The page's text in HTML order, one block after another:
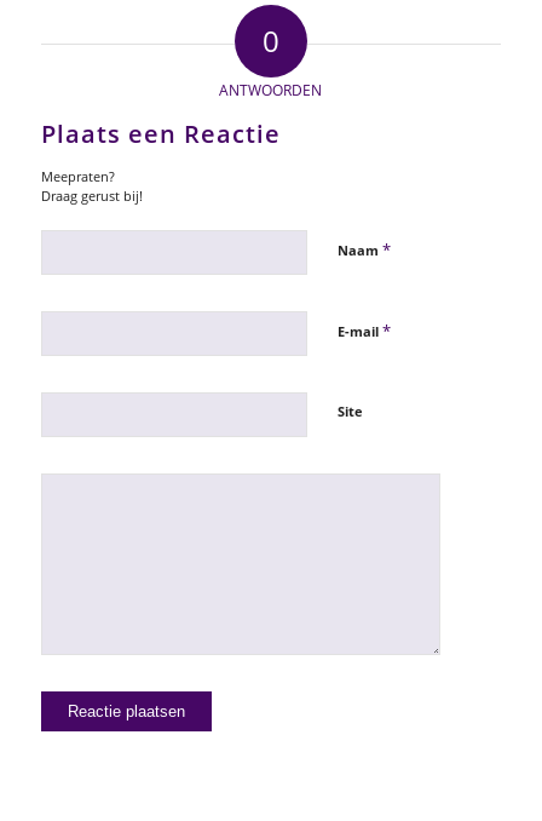
0
ANTWOORDEN
Plaats een Reactie
Meepraten?
Draag gerust bij!
Naam *
E-mail *
Site